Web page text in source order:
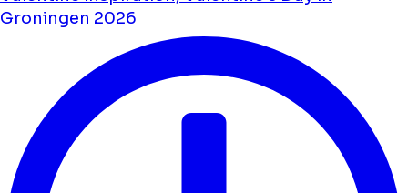
Groningen 2026